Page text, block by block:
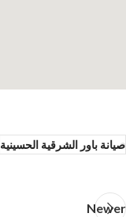
صيانة باور الشرقية الحسينية
Newer